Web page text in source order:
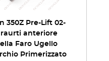
350Z Pre-Lift 02-
anteriore
Faro Ugello
Primerizzato